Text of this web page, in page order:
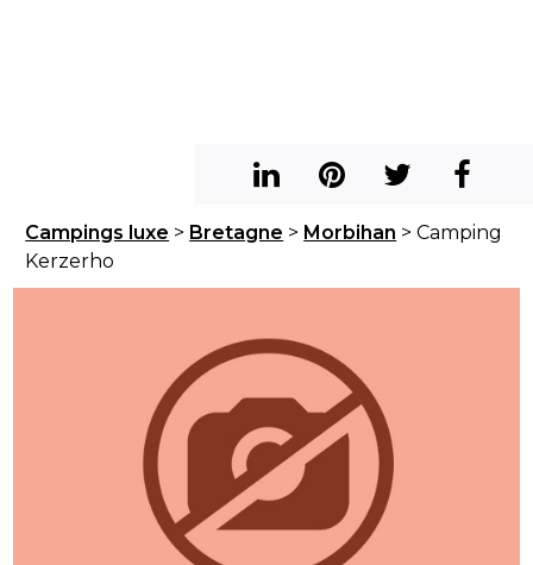
Campings luxe > Bretagne > Morbihan > Camping
Kerzerho